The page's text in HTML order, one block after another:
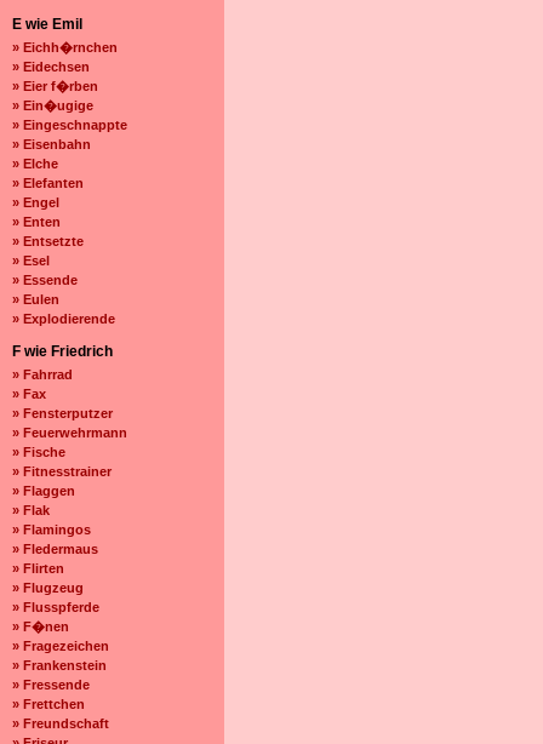
E wie Emil
» Eichh�rnchen
» Eidechsen
» Eier f�rben
» Ein�ugige
» Eingeschnappte
» Eisenbahn
» Elche
» Elefanten
» Engel
» Enten
» Entsetzte
» Esel
» Essende
» Eulen
» Explodierende
F wie Friedrich
» Fahrrad
» Fax
» Fensterputzer
» Feuerwehrmann
» Fische
» Fitnesstrainer
» Flaggen
» Flak
» Flamingos
» Fledermaus
» Flirten
» Flugzeug
» Flusspferde
» F�nen
» Fragezeichen
» Frankenstein
» Fressende
» Frettchen
» Freundschaft